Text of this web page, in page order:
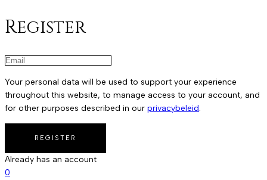
Register
Your personal data will be used to support your experience
throughout this website, to manage access to your account, and
for other purposes described in our privacybeleid.
Already has an account
0